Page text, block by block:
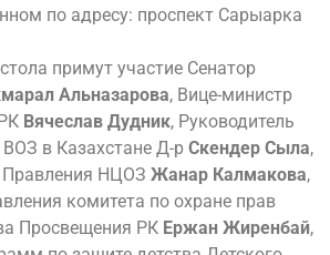
по адресу: проспект Сарыарка
примут участие Сенатор
Альназарова, Вице-министр
Вячеслав Дудник, Руководитель
в Казахстане Д-р Скендер Сыла,
Правления НЦОЗ Жанар Калмакова,
комитета по охране прав
Просвещения РК Ержан Жиренбай,